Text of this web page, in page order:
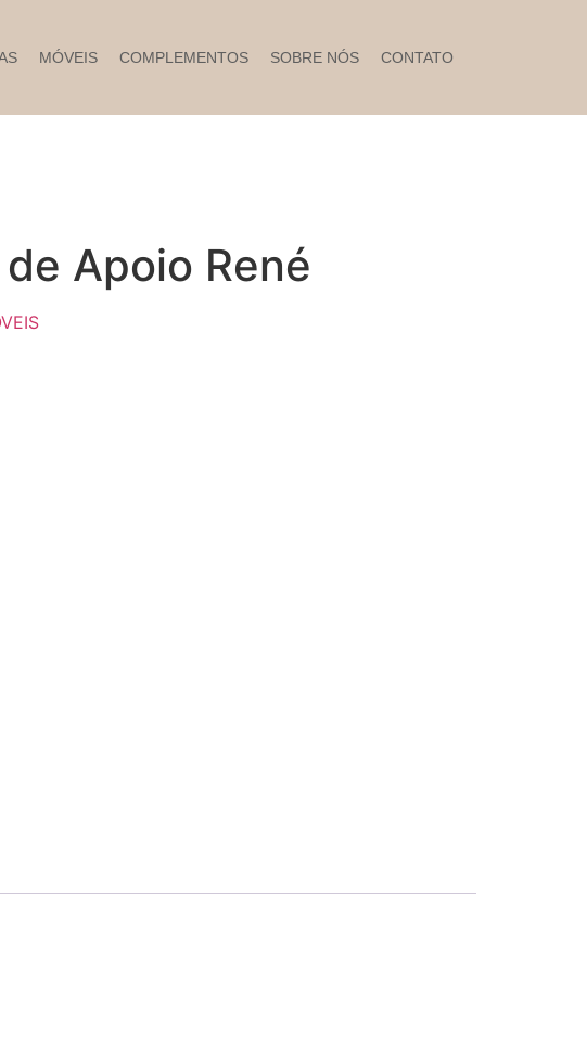
MÓVEIS COMPLEMENTOS SOBRE NÓS CONTATO
Apoio René